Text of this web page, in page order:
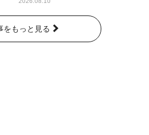
0(ZERO)』に登場！
をもっと見る